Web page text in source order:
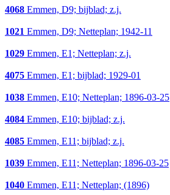
4068 Emmen, D9; bijblad; z.j.
1021 Emmen, D9; Netteplan; 1942-11
1029 Emmen, E1; Netteplan; z.j.
4075 Emmen, E1; bijblad; 1929-01
1038 Emmen, E10; Netteplan; 1896-03-25
4084 Emmen, E10; bijblad; z.j.
4085 Emmen, E11; bijblad; z.j.
1039 Emmen, E11; Netteplan; 1896-03-25
1040 Emmen, E11; Netteplan; (1896)